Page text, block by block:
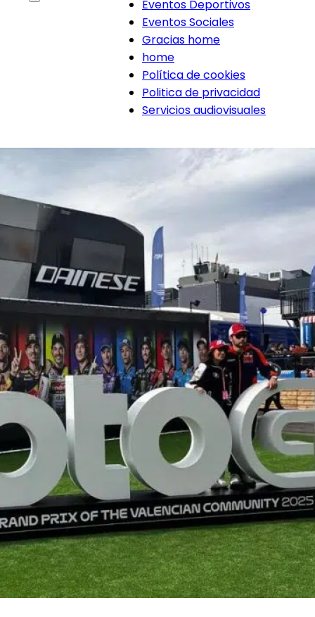
Eventos Deportivos
Eventos Sociales
Gracias home
home
Política de cookies
Politica de privacidad
Servicios audiovisuales